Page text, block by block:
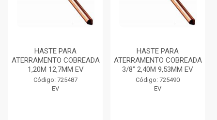
HASTE PARA
ATERRAMENTO COBREADA
1,20M 12,7MM EV
Código: 725487
EV
HASTE PARA
ATERRAMENTO COBREADA
3/8” 2,40M 9,53MM EV
Código: 725490
EV